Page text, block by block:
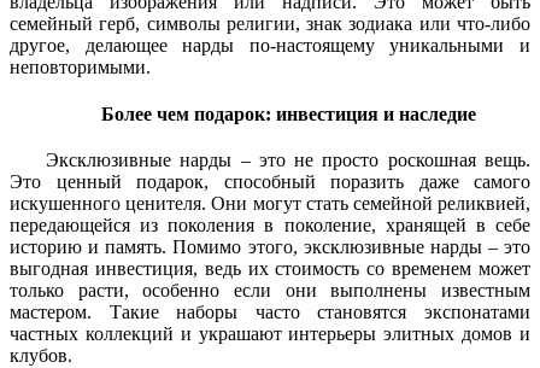
семейный герб, символы религии, знак зодиака или что-либо
другое, делающее нарды по-настоящему уникальными и
неповторимыми.
Более чем подарок: инвестиция и наследие
Эксклюзивные нарды – это не просто роскошная вещь.
Это ценный подарок, способный поразить даже самого
искушенного ценителя. Они могут стать семейной реликвией,
передающейся из поколения в поколение, хранящей в себе
историю и память. Помимо этого, эксклюзивные нарды – это
выгодная инвестиция, ведь их стоимость со временем может
только расти, особенно если они выполнены известным
мастером. Такие наборы часто становятся экспонатами
частных коллекций и украшают интерьеры элитных домов и
клубов.